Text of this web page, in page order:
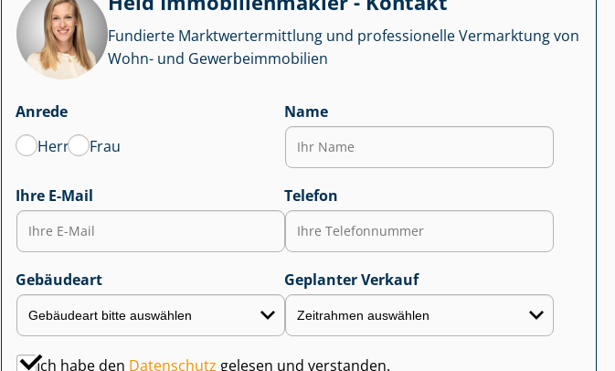
Fundierte Markt­wert­ermitt­lung und professionelle Vermarktung von
Wohn- und Ge­wer­be­im­mo­bi­li­en
Anrede
Herr
Frau
Name
Ihre E-Mail Telefon
Gebäudeart Geplanter Verkauf
Ich habe den Datenschutz gelesen und verstanden.